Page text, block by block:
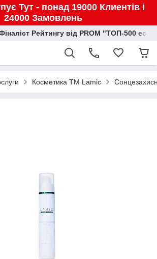
Тут - понад 19000 Клиентів і
24000 Замовлень
Рейтингу від PROM "ТОП-500
Косметика TM Lamic